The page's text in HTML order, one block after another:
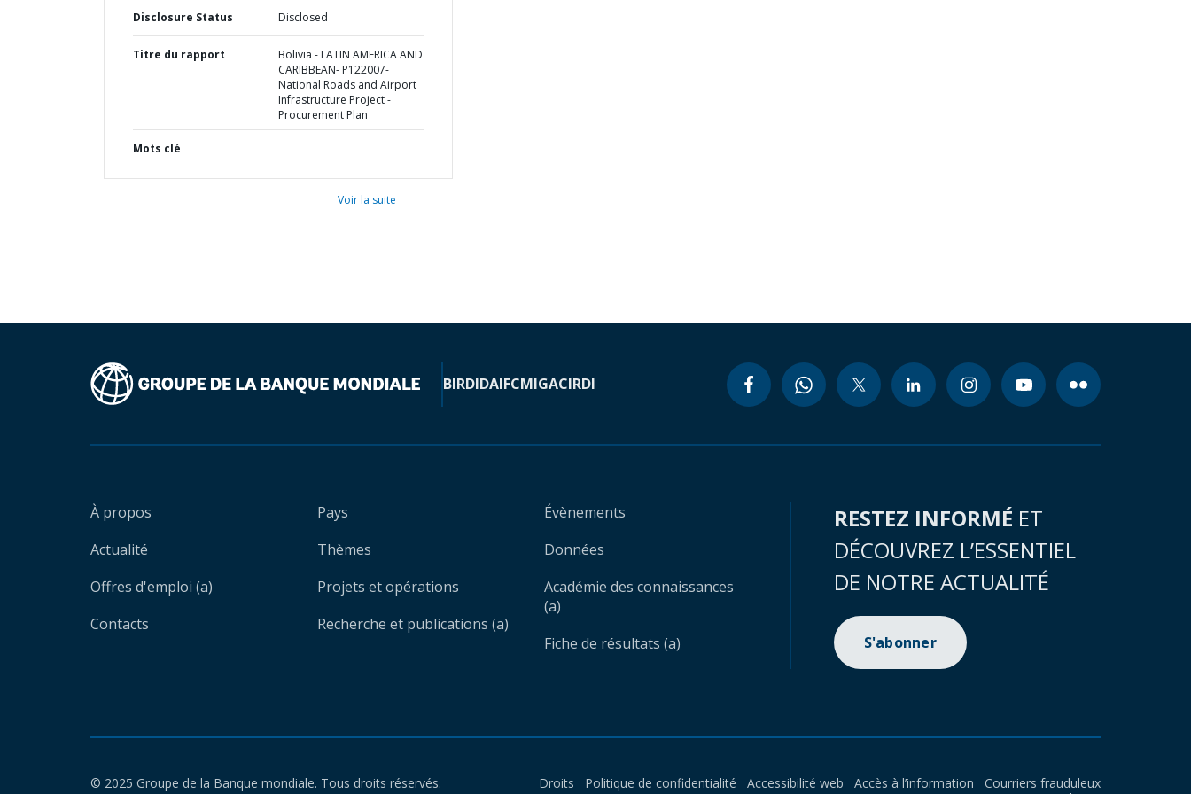
Disclosure Status Disclosed
Titre du rapport
Bolivia - LATIN AMERICA AND
CARIBBEAN- P122007-
National Roads and Airport
Infrastructure Project -
Procurement Plan
Mots clé
Voir la suite
BIRDIDAIFCMIGACIRDI
À propos
Actualité
Offres d'emploi (a)
Contacts
Pays
Thèmes
Projets et opérations
Recherche et publications (a)
Évènements
Données
Académie des connaissances
(a)
Fiche de résultats (a)
RESTEZ INFORMÉ ET
DÉCOUVREZ L’ESSENTIEL
DE NOTRE ACTUALITÉ
S'abonner
© 2025 Groupe de la Banque mondiale. Tous droits réservés. Droits Politique de confidentialité Accessibilité web Accès à l’information
Courriers frauduleux